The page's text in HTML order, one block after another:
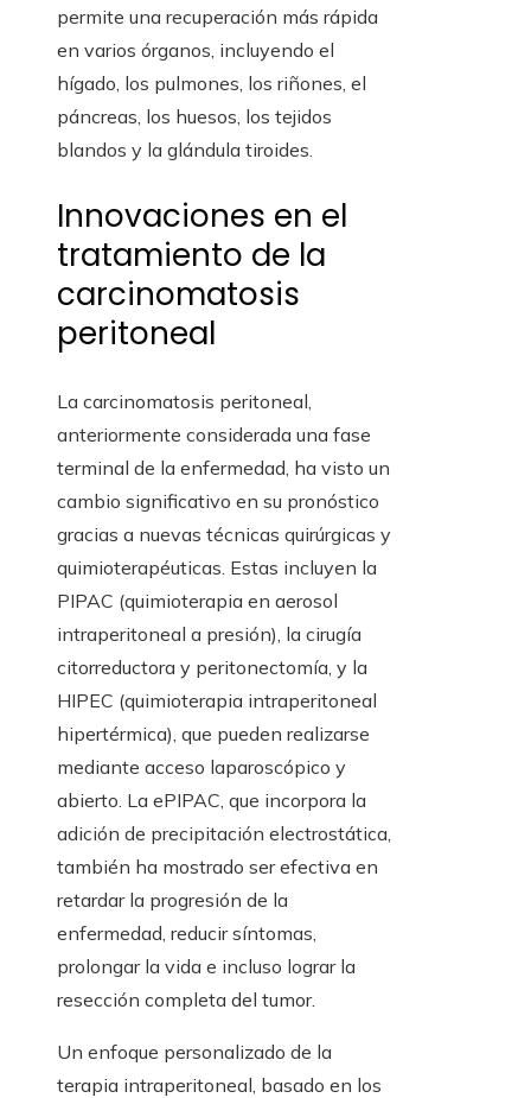
permite una recuperación más rápida
en varios órganos, incluyendo el
hígado, los pulmones, los riñones, el
páncreas, los huesos, los tejidos
blandos y la glándula tiroides.
Innovaciones en el
tratamiento de la
carcinomatosis
peritoneal
La carcinomatosis peritoneal,
anteriormente considerada una fase
terminal de la enfermedad, ha visto un
cambio significativo en su pronóstico
gracias a nuevas técnicas quirúrgicas y
quimioterapéuticas. Estas incluyen la
PIPAC (quimioterapia en aerosol
intraperitoneal a presión), la cirugía
citorreductora y peritonectomía, y la
HIPEC (quimioterapia intraperitoneal
hipertérmica), que pueden realizarse
mediante acceso laparoscópico y
abierto. La ePIPAC, que incorpora la
adición de precipitación electrostática,
también ha mostrado ser efectiva en
retardar la progresión de la
enfermedad, reducir síntomas,
prolongar la vida e incluso lograr la
resección completa del tumor.
Un enfoque personalizado de la
terapia intraperitoneal, basado en los